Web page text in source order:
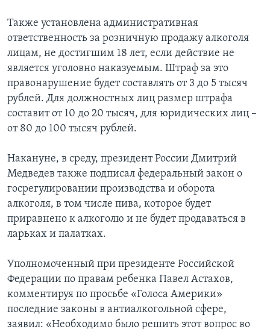
Также установлена административная
ответственность за розничную продажу алкоголя
лицам, не достигшим 18 лет, если действие не
является уголовно наказуемым. Штраф за это
правонарушение будет составлять от 3 до 5 тысяч
рублей. Для должностных лиц размер штрафа
составит от 10 до 20 тысяч, для юридических лиц –
от 80 до 100 тысяч рублей.
Накануне, в среду, президент России Дмитрий
Медведев также подписал федеральный закон о
госрегулировании производства и оборота
алкоголя, в том числе пива, которое будет
приравнено к алкоголю и не будет продаваться в
ларьках и палатках.
Уполномоченный при президенте Российской
Федерации по правам ребенка Павел Астахов,
комментируя по просьбе «Голоса Америки»
последние законы в антиалкогольной сфере,
заявил: «Необходимо было решить этот вопрос во